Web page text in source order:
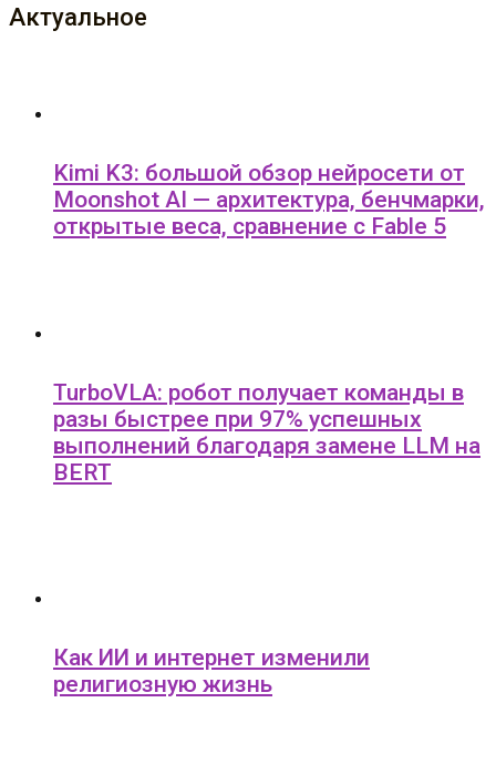
Актуальное
Kimi K3: большой обзор нейросети от
Moonshot AI — архитектура, бенчмарки,
открытые веса, сравнение с Fable 5
TurboVLA: робот получает команды в
разы быстрее при 97% успешных
выполнений благодаря замене LLM на
BERT
Как ИИ и интернет изменили
религиозную жизнь